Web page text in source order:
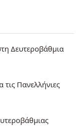
Δευτεροβάθμια
Πανελλήνιες